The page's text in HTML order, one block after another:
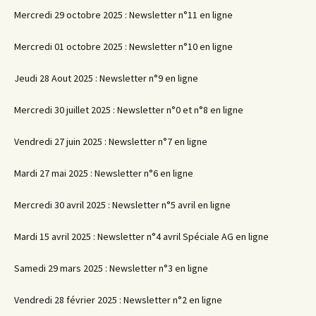
Mercredi 29 octobre 2025 : Newsletter n°11 en ligne
Mercredi 01 octobre 2025 : Newsletter n°10 en ligne
Jeudi 28 Aout 2025 : Newsletter n°9 en ligne
Mercredi 30 juillet 2025 : Newsletter n°0 et n°8 en ligne
Vendredi 27 juin 2025 : Newsletter n°7 en ligne
Mardi 27 mai 2025 : Newsletter n°6 en ligne
Mercredi 30 avril 2025 : Newsletter n°5 avril en ligne
Mardi 15 avril 2025 : Newsletter n°4 avril Spéciale AG en ligne
Samedi 29 mars 2025 : Newsletter n°3 en ligne
Vendredi 28 février 2025 : Newsletter n°2 en ligne